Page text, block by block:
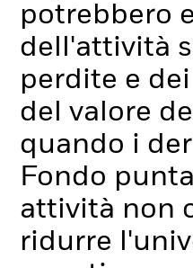
potrebbero
dell'attività
perdite e
del valore
quando i
Fondo
attività non
ridurre